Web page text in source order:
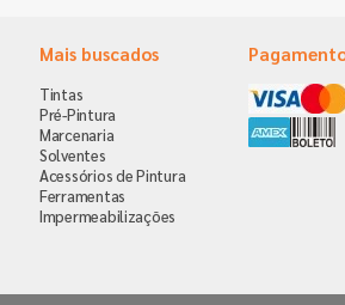
Mais buscados
Tintas
Pré-Pintura
Marcenaria
Solventes
Acessórios de Pintura
Ferramentas
Impermeabilizações